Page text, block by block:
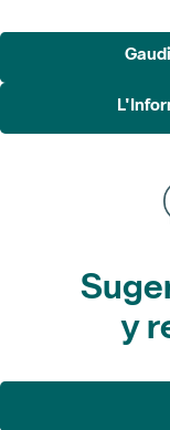
y